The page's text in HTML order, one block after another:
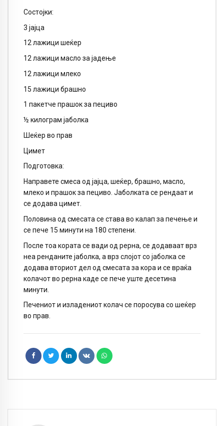
Состојки:
3 јајца
12 лажици шеќер
12 лажици масло за јадење
12 лажици млеко
15 лажици брашно
1 пакетче прашок за пециво
½ килограм јаболка
Шеќер во прав
Цимет
Подготовка:
Направете смеса од јајца, шеќер, брашно, масло,
млеко и прашок за пециво. Јаболката се рендаат и
се додава цимет.
Половина од смесата се става во калап за печење и
се пече 15 минути на 180 степени.
После тоа кората се вади од рерна, се додаваат врз
неа ренданите јаболка, а врз слојот со јаболка се
додава вториот дел од смесата за кора и се враќа
колачот во рерна каде се пече уште десетина
минути.
Печениот и изладениот колач се поросува со шеќер
во прав.